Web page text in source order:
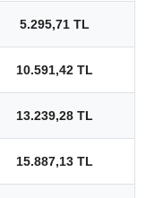
5.295,71 TL
10.591,42 TL
13.239,28 TL
15.887,13 TL